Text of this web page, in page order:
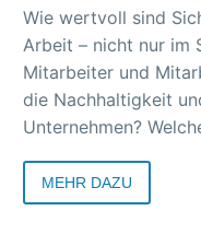
Wie wertvoll sind
Arbeit – nicht nur im
Mitarbeiter und
die Nachhaltigkeit
Unternehmen?
und
MEHR DAZU